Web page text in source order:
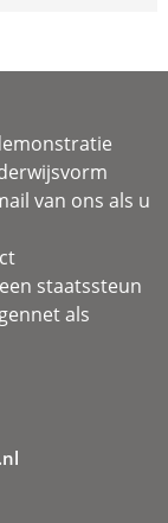
van ons als u
staatssteun
als